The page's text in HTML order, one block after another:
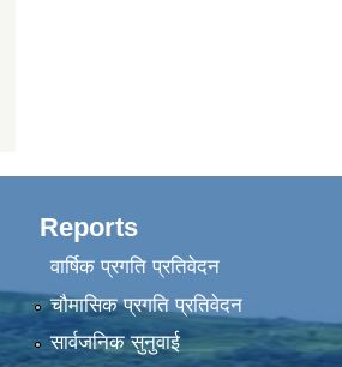
Reports
वार्षिक प्रगति प्रतिवेदन
चौमासिक प्रगति प्रतिवेदन
सार्वजनिक सुनुवाई